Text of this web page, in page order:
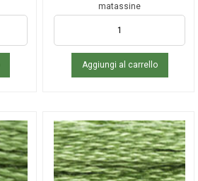
matassine
Aggiungi al carrello